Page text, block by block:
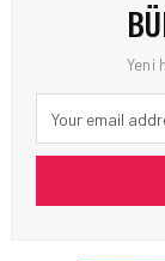
Yeni